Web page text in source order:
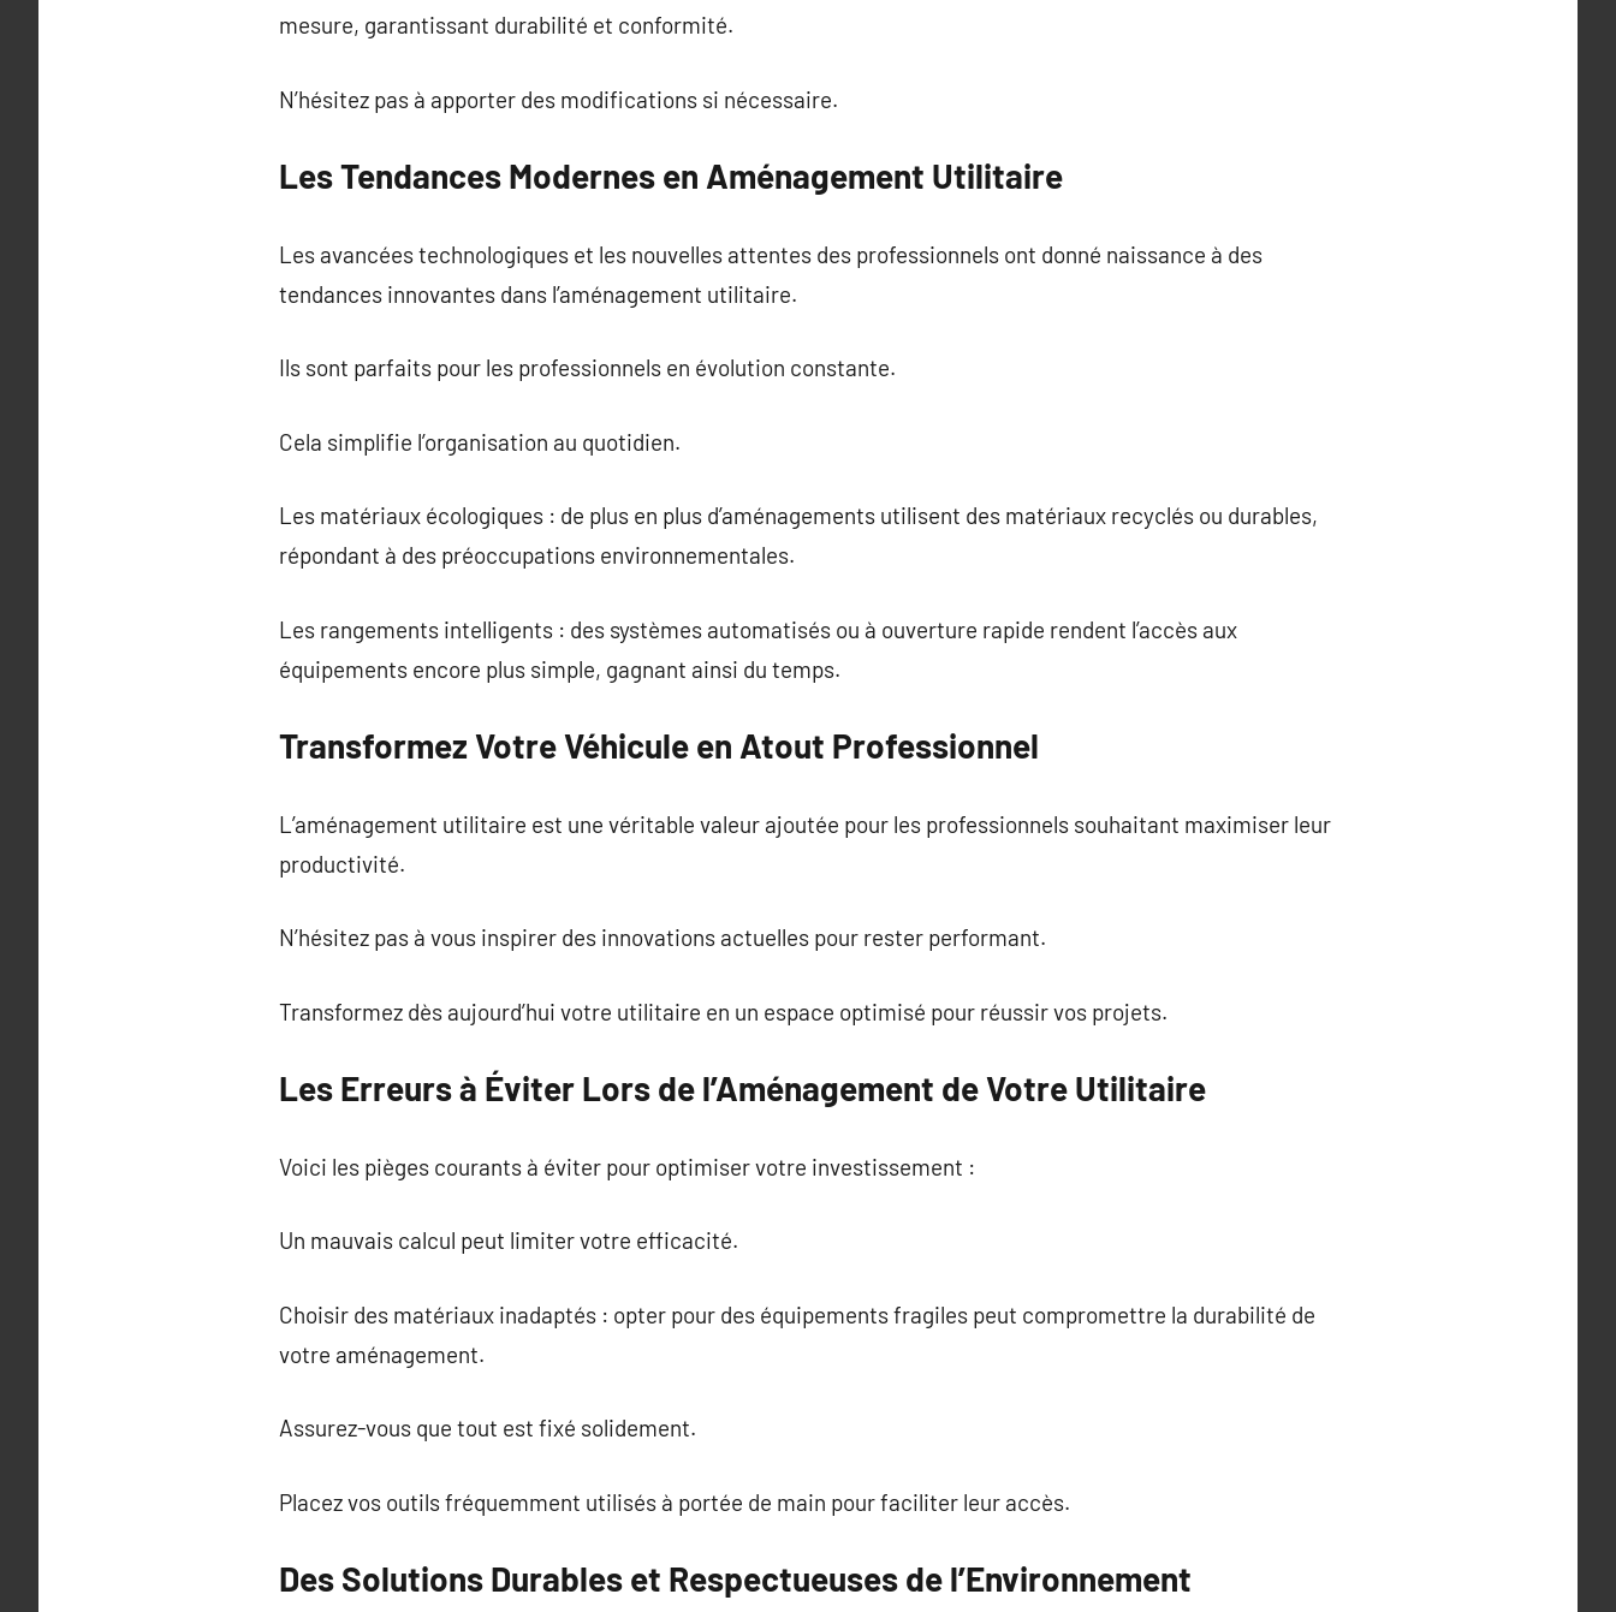
mesure, garantissant durabilité et conformité.
N’hésitez pas à apporter des modifications si nécessaire.
Les Tendances Modernes en Aménagement Utilitaire
Les avancées technologiques et les nouvelles attentes des professionnels ont donné naissance à des
tendances innovantes dans l’aménagement utilitaire.
Ils sont parfaits pour les professionnels en évolution constante.
Cela simplifie l’organisation au quotidien.
Les matériaux écologiques : de plus en plus d’aménagements utilisent des matériaux recyclés ou durables,
répondant à des préoccupations environnementales.
Les rangements intelligents : des systèmes automatisés ou à ouverture rapide rendent l’accès aux
équipements encore plus simple, gagnant ainsi du temps.
Transformez Votre Véhicule en Atout Professionnel
L’aménagement utilitaire est une véritable valeur ajoutée pour les professionnels souhaitant maximiser leur
productivité.
N’hésitez pas à vous inspirer des innovations actuelles pour rester performant.
Transformez dès aujourd’hui votre utilitaire en un espace optimisé pour réussir vos projets.
Les Erreurs à Éviter Lors de l’Aménagement de Votre Utilitaire
Voici les pièges courants à éviter pour optimiser votre investissement :
Un mauvais calcul peut limiter votre efficacité.
Choisir des matériaux inadaptés : opter pour des équipements fragiles peut compromettre la durabilité de
votre aménagement.
Assurez-vous que tout est fixé solidement.
Placez vos outils fréquemment utilisés à portée de main pour faciliter leur accès.
Des Solutions Durables et Respectueuses de l’Environnement